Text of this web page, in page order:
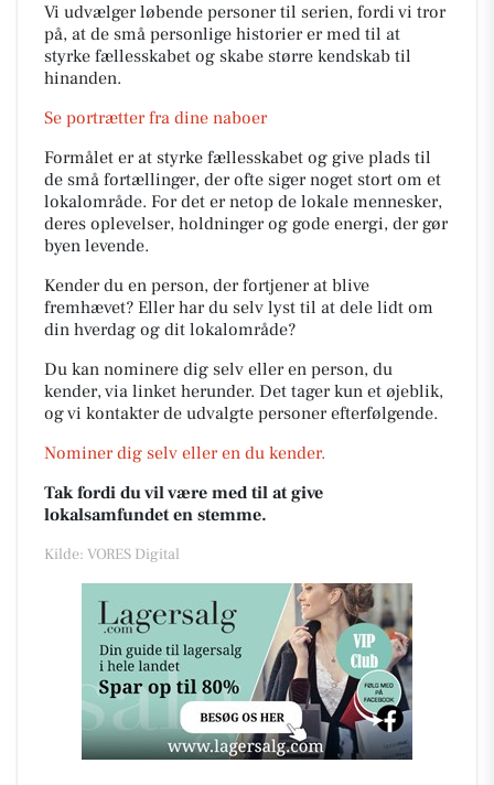
Vi udvælger løbende personer til serien, fordi vi tror
på, at de små personlige historier er med til at
styrke fællesskabet og skabe større kendskab til
hinanden.
Se portrætter fra dine naboer
Formålet er at styrke fællesskabet og give plads til
de små fortællinger, der ofte siger noget stort om et
lokalområde. For det er netop de lokale mennesker,
deres oplevelser, holdninger og gode energi, der gør
byen levende.
Kender du en person, der fortjener at blive
fremhævet? Eller har du selv lyst til at dele lidt om
din hverdag og dit lokalområde?
Du kan nominere dig selv eller en person, du
kender, via linket herunder. Det tager kun et øjeblik,
og vi kontakter de udvalgte personer efterfølgende.
Nominer dig selv eller en du kender.
Tak fordi du vil være med til at give
lokalsamfundet en stemme.
Kilde: VORES Digital